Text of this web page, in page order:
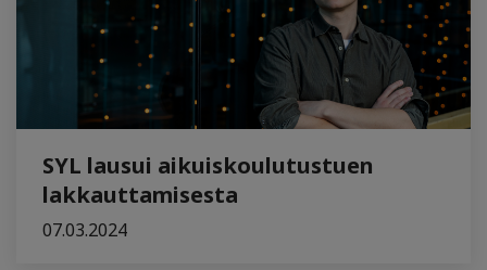
SYL lausui aikuiskoulutustuen
lakkauttamisesta
07.03.2024